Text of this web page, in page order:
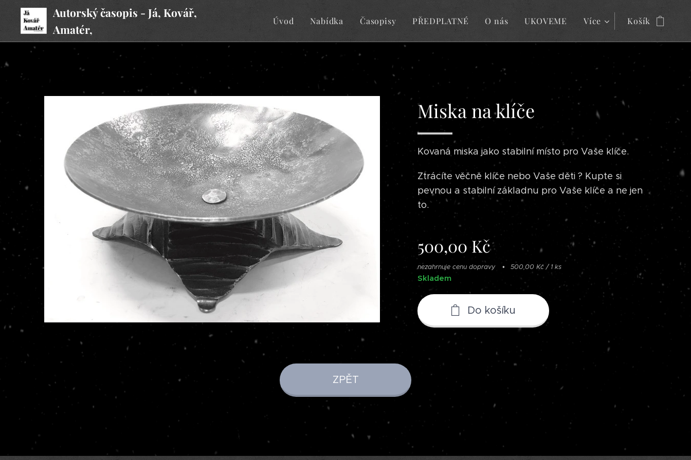
Autorský časopis - Já, Kovář,
Amatér,
Úvod Nabídka Časopisy PŘEDPLATNÉ O nás UKOVEME Více Košík
Miska na klíče
Kovaná miska jako stabilní místo pro Vaše klíče.
Ztrácíte věčně klíče nebo Vaše děti ? Kupte si
pevnou a stabilní základnu pro Vaše klíče a ne jen
to.
500,00Kč
nezahrnuje cenu dopravy 500,00 Kč / 1 ks
Skladem
Do košíku
ZPĚT